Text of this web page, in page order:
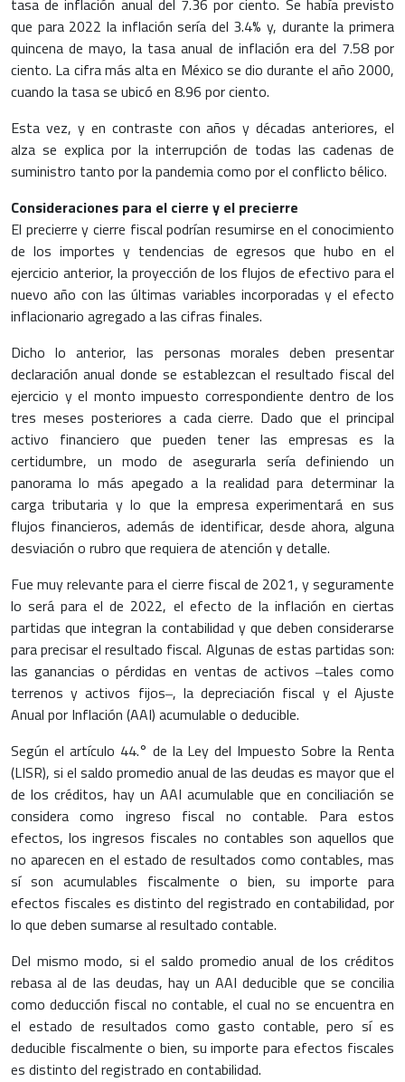
tasa de inflación anual del 7.36 por ciento. Se había previsto
que para 2022 la inflación sería del 3.4% y, durante la primera
quincena de mayo, la tasa anual de inflación era del 7.58 por
ciento. La cifra más alta en México se dio durante el año 2000,
cuando la tasa se ubicó en 8.96 por ciento.
Esta vez, y en contraste con años y décadas anteriores, el
alza se explica por la interrupción de todas las cadenas de
suministro tanto por la pandemia como por el conflicto bélico.
Consideraciones para el cierre y el precierre
El precierre y cierre fiscal podrían resumirse en el conocimiento
de los importes y tendencias de egresos que hubo en el
ejercicio anterior, la proyección de los flujos de efectivo para el
nuevo año con las últimas variables incorporadas y el efecto
inflacionario agregado a las cifras finales.
Dicho lo anterior, las personas morales deben presentar
declaración anual donde se establezcan el resultado fiscal del
ejercicio y el monto impuesto correspondiente dentro de los
tres meses posteriores a cada cierre. Dado que el principal
activo financiero que pueden tener las empresas es la
certidumbre, un modo de asegurarla sería definiendo un
panorama lo más apegado a la realidad para determinar la
carga tributaria y lo que la empresa experimentará en sus
flujos financieros, además de identificar, desde ahora, alguna
desviación o rubro que requiera de atención y detalle.
Fue muy relevante para el cierre fiscal de 2021, y seguramente
lo será para el de 2022, el efecto de la inflación en ciertas
partidas que integran la contabilidad y que deben considerarse
para precisar el resultado fiscal. Algunas de estas partidas son:
las ganancias o pérdidas en ventas de activos ‒tales como
terrenos y activos fijos‒, la depreciación fiscal y el Ajuste
Anual por Inflación (AAI) acumulable o deducible.
Según el artículo 44.° de la Ley del Impuesto Sobre la Renta
(LISR), si el saldo promedio anual de las deudas es mayor que el
de los créditos, hay un AAI acumulable que en conciliación se
considera como ingreso fiscal no contable. Para estos
efectos, los ingresos fiscales no contables son aquellos que
no aparecen en el estado de resultados como contables, mas
sí son acumulables fiscalmente o bien, su importe para
efectos fiscales es distinto del registrado en contabilidad, por
lo que deben sumarse al resultado contable.
Del mismo modo, si el saldo promedio anual de los créditos
rebasa al de las deudas, hay un AAI deducible que se concilia
como deducción fiscal no contable, el cual no se encuentra en
el estado de resultados como gasto contable, pero sí es
deducible fiscalmente o bien, su importe para efectos fiscales
es distinto del registrado en contabilidad.